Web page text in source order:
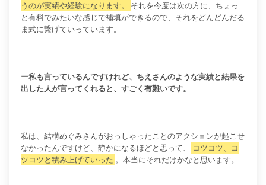
うのが実績や経験になります。
それを今度は次の方に、ちょっ
と有料でみたいな感じで補填ができるので、それをどんどんだる
ま式に繋げていっています。
ー私も言っているんですけれど、ちえさんのような実績と結果を
出した人が言ってくれると、すごく有難いです。
私は、結構めぐみさんがおっしゃったことのアクションが起こせ
なかったんですけど、静かになるほどと思って、
コツコツ、コ
ツコツと積み上げていった 。本当にそれだけかなと思います。